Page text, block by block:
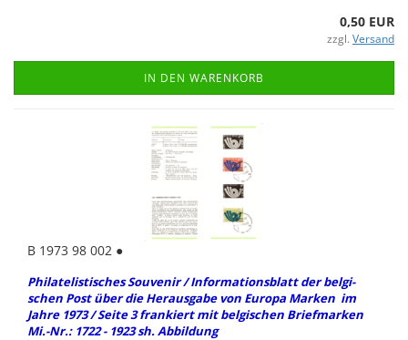
0,50 EUR
zzgl. Versand
IN DEN WARENKORB
B 1973 98 002 ●
Phil­ate­lis­ti­sches Sou­ve­nir / In­for­ma­ti­ons­blatt der bel­gi­
schen Post über die Her­aus­ga­be von Eu­ro­pa Mar­ken im
Jahre 1973 / Seite 3 fran­kiert mit bel­gi­schen Brief­mar­ken
Mi.-Nr.: 1722 - 1923 sh. Ab­bil­dung